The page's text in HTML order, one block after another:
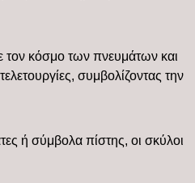
τον κόσμο των πνευμάτων και
συμβολίζοντας την
ή σύμβολα πίστης, οι σκύλοι